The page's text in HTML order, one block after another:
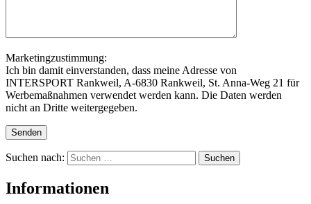
Marketingzustimmung:
Ich bin damit einverstanden, dass meine Adresse von
INTERSPORT Rankweil, A-6830 Rankweil, St. Anna-Weg 21 für
Werbemaßnahmen verwendet werden kann. Die Daten werden
nicht an Dritte weitergegeben.
Suchen nach:
Informationen